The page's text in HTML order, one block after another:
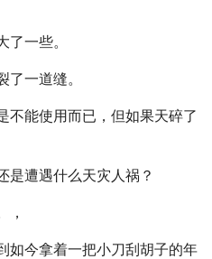
一些。
一道缝。
不能使用而已，但如果天碎了
是遭遇什么天灾人祸？
，
如今拿着一把小刀刮胡子的年